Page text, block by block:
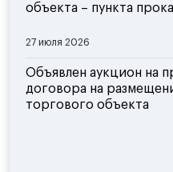
объекта – пункта
27 июля 2026
Объявлен аукцион на
договора на
торгового объекта